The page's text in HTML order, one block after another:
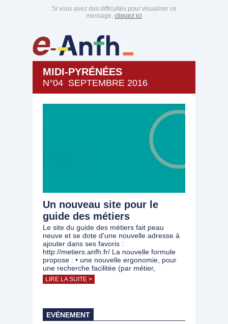
Si vous avez des difficultés pour visualiser ce
message, cliquez ici
MIDI-PYRÉNÉES
N°04 SEPTEMBRE 2016
Un nouveau site pour le
guide des métiers
Le site du guide des métiers fait peau
neuve et se dote d'une nouvelle adresse à
ajouter dans ses favoris :
http://metiers.anfh.fr/ La nouvelle formule
propose : • une nouvelle ergonomie, pour
une recherche facilitée (par métier,
LIRE LA SUITE >
EVÉNEMENT